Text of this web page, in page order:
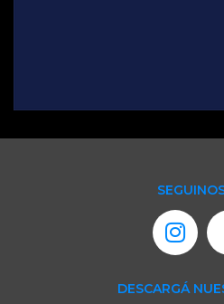
DESCARGÁ